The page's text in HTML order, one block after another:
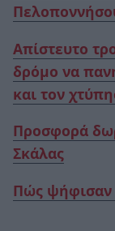
Απίστευτο
δρόμο να
και τον
Προσφορά
Σκάλας
Πώς ψήφισαν